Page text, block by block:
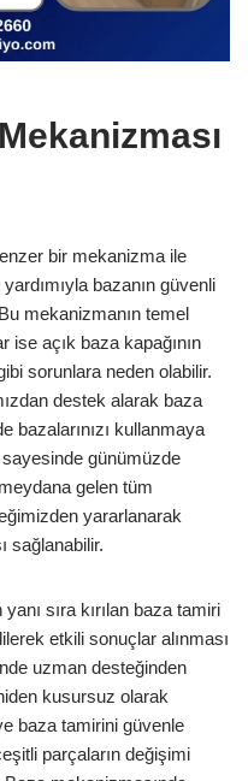
bir mekanizma ile
bazanın güvenli
mekanizmanın temel
ise açık baza kapağının
sorunlara neden olabilir.
destek alarak baza
bazalarınızı kullanmaya
günümüzde
gelen tüm
yararlanarak
sağlanabilir.
sıra kırılan baza tamiri
etkili sonuçlar alınması
uzman desteğinden
kusursuz olarak
baza tamirini güvenle
parçaların değişimi